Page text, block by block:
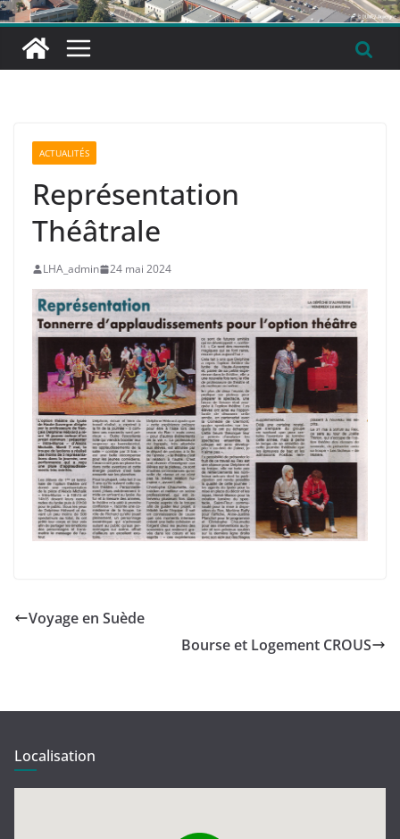
ACTUALITÉS
Représentation
Théâtrale
LHA_admin 24 mai 2024
Voyage en Suède
Bourse et Logement CROUS
Localisation